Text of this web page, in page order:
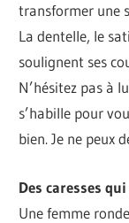
transformer une
La dentelle, le
soulignent ses
N’hésitez pas à
s’habille pour
bien. Je ne peux
Des caresses
Une femme